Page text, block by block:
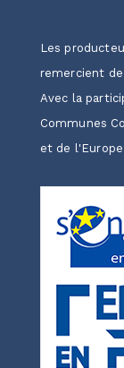
Les
remercient
Avec la
Communes
et de